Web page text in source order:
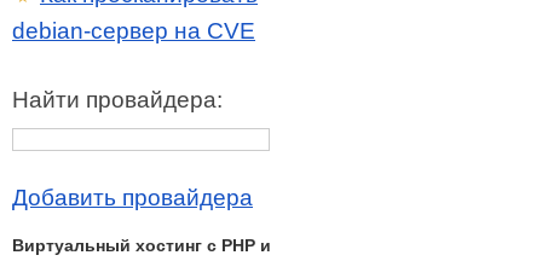
debian-сервер на CVE
Найти провайдера:
Добавить провайдера
Виртуальный хостинг c PHP и